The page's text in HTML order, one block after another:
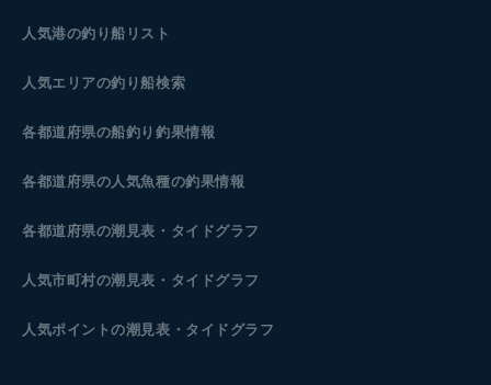
人気港の釣り船リスト
人気エリアの釣り船検索
各都道府県の船釣り釣果情報
各都道府県の人気魚種の釣果情報
各都道府県の潮見表 ・タイドグラフ
人気市町村の潮見表・タイドグラフ
人気ポイントの潮見表・タイドグラフ